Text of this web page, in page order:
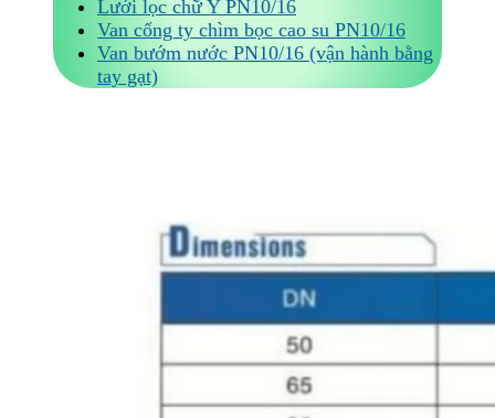
Lưới lọc chữ Y PN10/16
Van cổng ty chìm bọc cao su PN10/16
Van bướm nước PN10/16 (vận hành bằng
tay gạt)